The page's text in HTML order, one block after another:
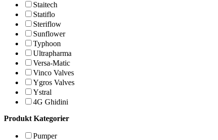
Staitech
Statiflo
Steriflow
Sunflower
Typhoon
Ultrapharma
Versa-Matic
Vinco Valves
Ygros Valves
Ystral
4G Ghidini
Produkt Kategorier
Pumper